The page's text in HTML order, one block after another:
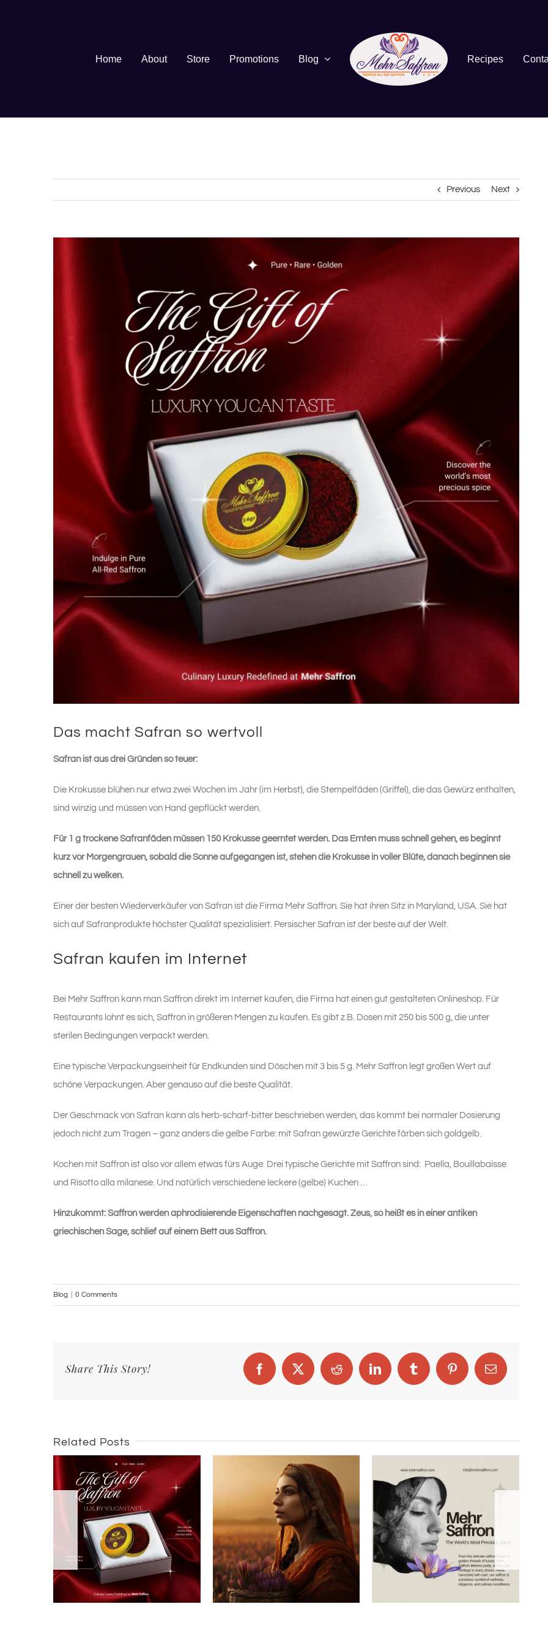
Home About Store Promotions Blog Recipes
Previous Next
Das macht Safran so wertvoll
Safran ist aus drei Gründen so teuer:
Die Krokusse blühen nur etwa zwei Wochen im Jahr (im Herbst), die Stempelfäden (Griffel), die das Gewürz enthalten,
sind winzig und müssen von Hand gepflückt werden.
Für 1 g trockene Safranfäden müssen 150 Krokusse geerntet werden. Das Ernten muss schnell gehen, es beginnt
kurz vor Morgengrauen, sobald die Sonne aufgegangen ist, stehen die Krokusse in voller Blüte, danach beginnen sie
schnell zu welken.
Einer der besten Wiederverkäufer von Safran ist die Firma Mehr Saffron. Sie hat ihren Sitz in Maryland, USA. Sie hat
sich auf Safranprodukte höchster Qualität spezialisiert. Persischer Safran ist der beste auf der Welt.
Safran kaufen im Internet
Bei Mehr Saffron kann man Saffron direkt im Internet kaufen, die Firma hat einen gut gestalteten Onlineshop. Für
Restaurants lohnt es sich, Saffron in größeren Mengen zu kaufen. Es gibt z.B. Dosen mit 250 bis 500 g, die unter
sterilen Bedingungen verpackt werden.
Eine typische Verpackungseinheit für Endkunden sind Döschen mit 3 bis 5 g. Mehr Saffron legt großen Wert auf
schöne Verpackungen. Aber genauso auf die beste Qualität.
Der Geschmack von Safran kann als herb-scharf-bitter beschrieben werden, das kommt bei normaler Dosierung
jedoch nicht zum Tragen – ganz anders die gelbe Farbe: mit Safran gewürzte Gerichte färben sich goldgelb.
Kochen mit Saffron ist also vor allem etwas fürs Auge. Drei typische Gerichte mit Saffron sind: Paella, Bouillabaisse
und Risotto alla milanese. Und natürlich verschiedene leckere (gelbe) Kuchen …
Hinzukommt: Saffron werden aphrodisierende Eigenschaften nachgesagt. Zeus, so heißt es in einer antiken
griechischen Sage, schlief auf einem Bett aus Saffron.
Blog 0 Comments
Share This Story! Facebook
X Reddit LinkedInTumblr PinterestEmail
Related Posts